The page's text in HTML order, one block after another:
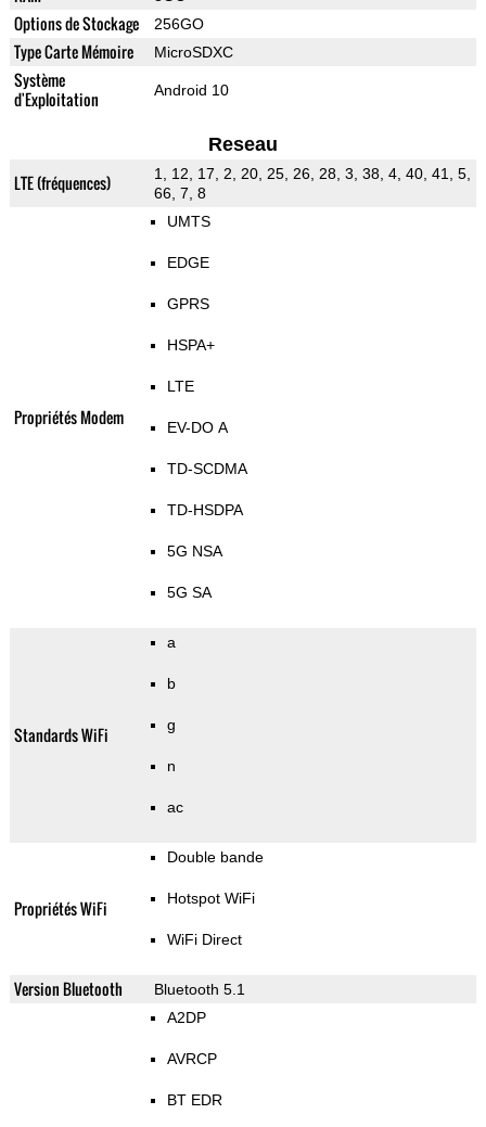
Options de Stockage 256GO
Type Carte Mémoire MicroSDXC
Système
d'Exploitation
Android 10
Reseau
LTE (fréquences)
1, 12, 17, 2, 20, 25, 26, 28, 3, 38, 4, 40, 41, 5,
66, 7, 8
Propriétés Modem
UMTS
EDGE
GPRS
HSPA+
LTE
EV-DO A
TD-SCDMA
TD-HSDPA
5G NSA
5G SA
Standards WiFi
a
b
g
n
ac
Propriétés WiFi
Double bande
Hotspot WiFi
WiFi Direct
Version Bluetooth Bluetooth 5.1
A2DP
AVRCP
BT EDR